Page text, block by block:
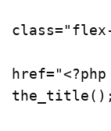
class=
href= "<?php
the_title